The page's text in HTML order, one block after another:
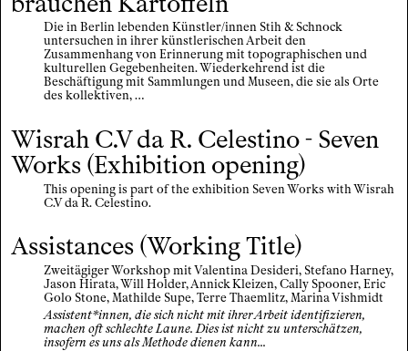
Die in Berlin lebenden Künstler/innen Stih & Schnock
untersuchen in ihrer künstlerischen Arbeit den
Zusammenhang von Erinnerung mit topographischen und
kulturellen Gegebenheiten. Wiederkehrend ist die
Beschäftigung mit Sammlungen und Museen, die sie als Orte
des kollektiven, …
Wisrah C.V da R. Celestino - Seven
Works (Exhibition opening)
This opening is part of the exhibition Seven Works with Wisrah
C.V da R. Celestino.
Assistances (Working Title)
Zweitägiger Workshop mit Valentina Desideri, Stefano Harney,
Jason Hirata, Will Holder, Annick Kleizen, Cally Spooner, Eric
Golo Stone, Mathilde Supe, Terre Thaemlitz, Marina Vishmidt
Assistent*innen, die sich nicht mit ihrer Arbeit identifizieren,
machen oft schlechte Laune. Dies ist nicht zu unterschätzen,
insofern es uns als Methode dienen kann...